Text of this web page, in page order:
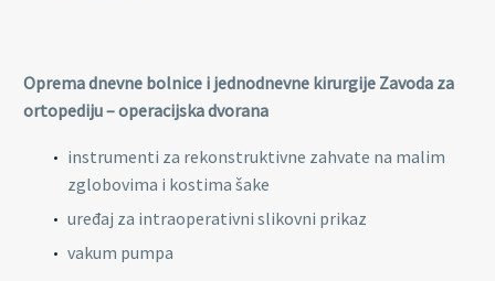
Oprema dnevne bolnice i jednodnevne kirurgije Zavoda za
ortopediju – operacijska dvorana
instrumenti za rekonstruktivne zahvate na malim
zglobovima i kostima šake
uređaj za intraoperativni slikovni prikaz
vakum pumpa